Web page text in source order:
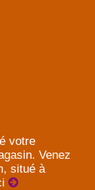
votre
Venez
situé à